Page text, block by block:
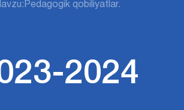
qobiliyatlar.
2024